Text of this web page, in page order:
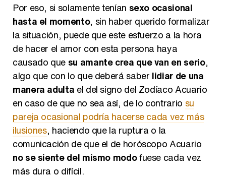
Por eso, si solamente tenían sexo ocasional
hasta el momento, sin haber querido formalizar
la situación, puede que este esfuerzo a la hora
de hacer el amor con esta persona haya
causado que su amante crea que van en serio,
algo que con lo que deberá saber lidiar de una
manera adulta el del signo del Zodíaco Acuario
en caso de que no sea así, de lo contrario su
pareja ocasional podría hacerse cada vez más
ilusiones, haciendo que la ruptura o la
comunicación de que el de horóscopo Acuario
no se siente del mismo modofuese cada vez
más dura o difícil.